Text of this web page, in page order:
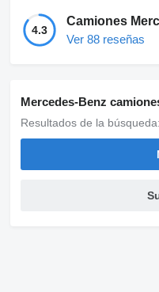
4.3
Camiones
Ver 88 reseñas
Mercedes-Benz
Resultados de la búsqueda: